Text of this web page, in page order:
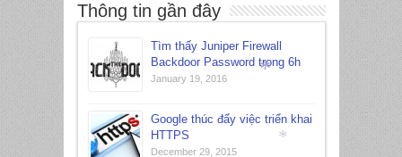
Thông tin gần đây
Tìm thấy Juniper Firewall
Backdoor Password trong 6h
January 19, 2016
Google thúc đẩy việc triển khai
HTTPS
December 29, 2015